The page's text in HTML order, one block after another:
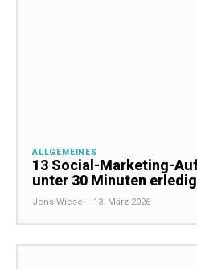
ALLGEMEINES
13 Social-Marketing-
unter 30 Minuten
Jens Wiese - 13. März 2026